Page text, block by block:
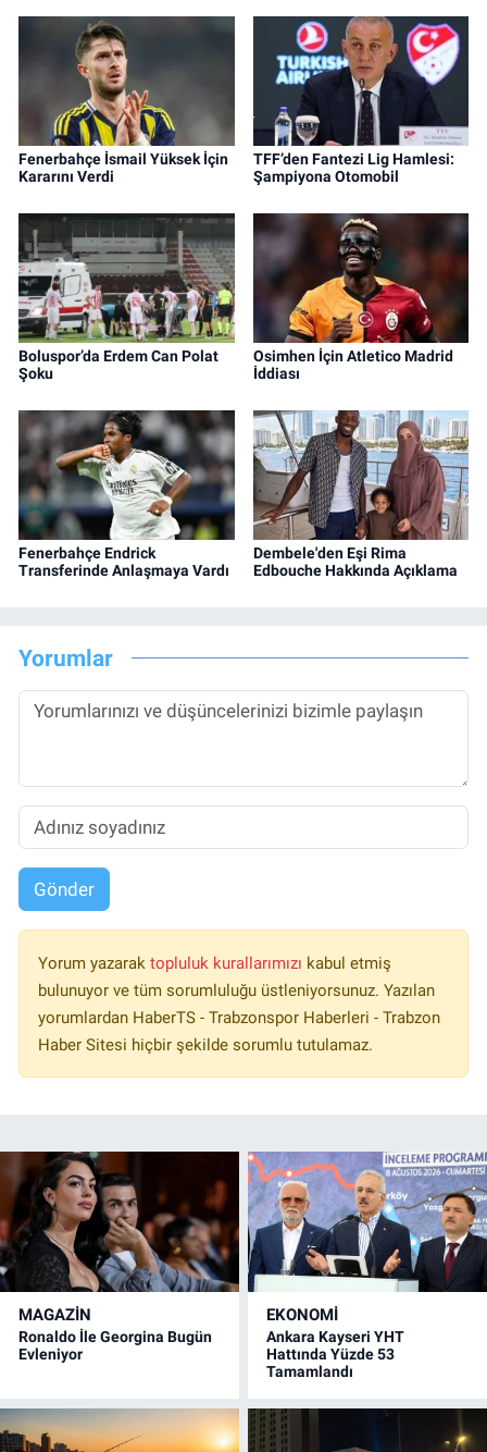
Fenerbahçe İsmail Yüksek İçin
Kararını Verdi
TFF’den Fantezi Lig Hamlesi:
Şampiyona Otomobil
Boluspor’da Erdem Can Polat
Şoku
Osimhen İçin Atletico Madrid
İddiası
Fenerbahçe Endrick
Transferinde Anlaşmaya Vardı
Dembele'den Eşi Rima
Edbouche Hakkında Açıklama
Yorumlar
Gönder
Yorum yazarak topluluk kurallarımızı kabul etmiş
bulunuyor ve tüm sorumluluğu üstleniyorsunuz. Yazılan
yorumlardan HaberTS - Trabzonspor Haberleri - Trabzon
Haber Sitesi hiçbir şekilde sorumlu tutulamaz.
MAGAZİN
Ronaldo İle Georgina Bugün
Evleniyor
EKONOMİ
Ankara Kayseri YHT
Hattında Yüzde 53
Tamamlandı